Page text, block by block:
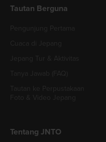
Tautan Berguna
Tentang JNTO